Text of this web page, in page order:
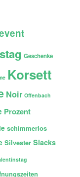
Geschenke
Korsett
Noir Offenbach
Prozent
schimmerlos
Silvester Slacks